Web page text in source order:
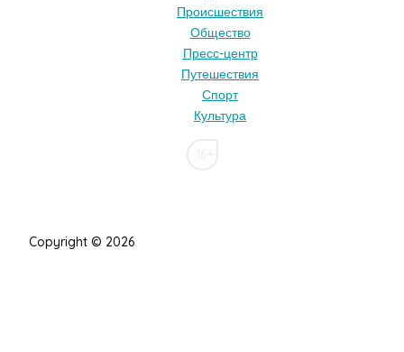
Происшествия
Общество
Пресс-центр
Путешествия
Спорт
Культура
Copyright © 2026